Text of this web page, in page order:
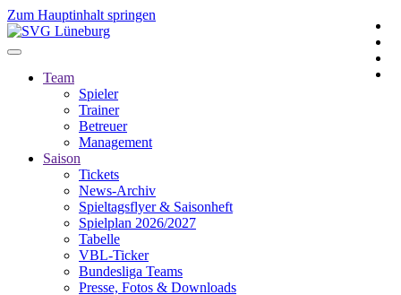
Zum Hauptinhalt springen
Team
Spieler
Trainer
Betreuer
Management
Saison
Tickets
News-Archiv
Spieltagsflyer & Saisonheft
Spielplan 2026/2027
Tabelle
VBL-Ticker
Bundesliga Teams
Presse, Fotos & Downloads